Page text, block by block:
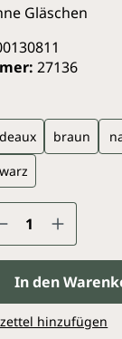
Gläschen
27136
braun
In den
hinzufügen